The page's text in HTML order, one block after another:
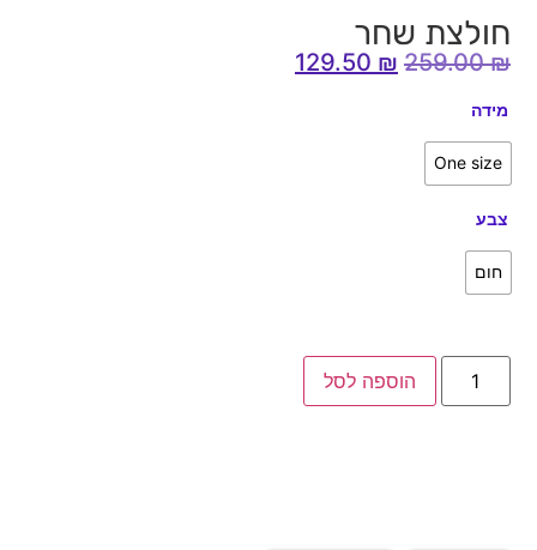
חולצת שחר
259.00₪
129.50 ₪
מידה
One size
צבע
חום
הוספה לסל